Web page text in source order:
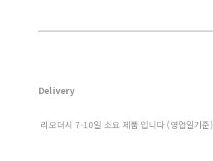
Delivery
리오더시 7-10일 소요 제품 입니다 (영업일기준)